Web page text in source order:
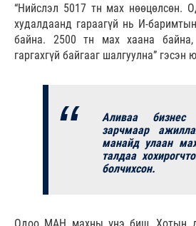
“Нийслэл 5017 тн мах нөөцөлсөн.
худалдаанд гараагүй нь И-
байна. 2500 тн мах хаана байна,
гаргахгүй байгааг шалгуулна” гэсэн
Аливаа
зарчмаар
манайд улаан
талдаа
болчихсон.
Одоо МАН махны үнэ биш, Хотын